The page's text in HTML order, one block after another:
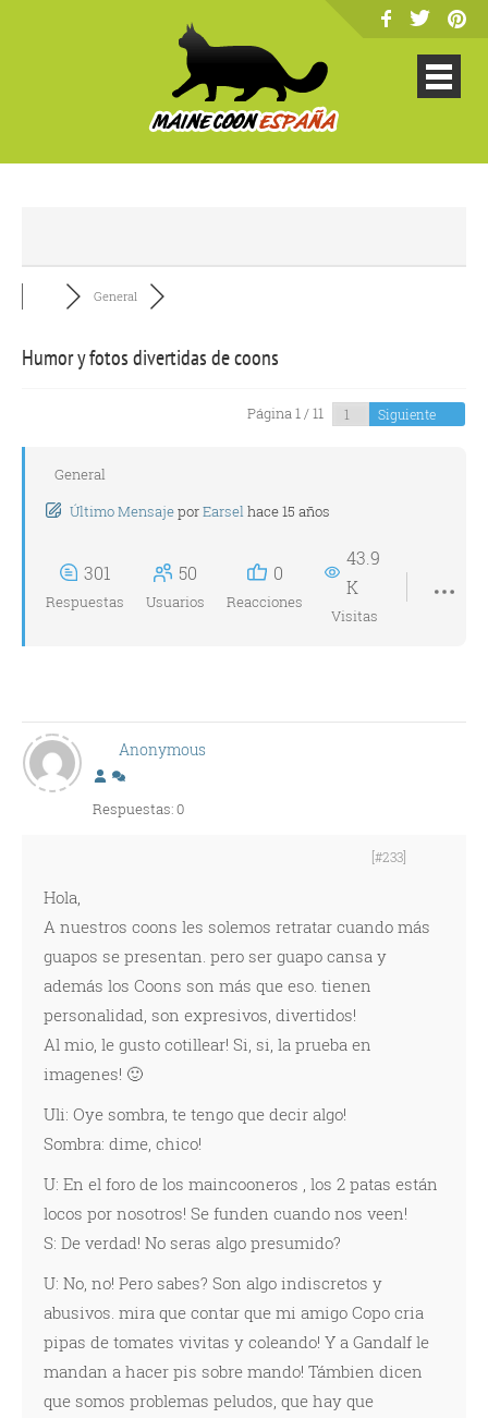
General
Humor y fotos divertidas de coons
Página 1 / 11 Siguiente
General
Último MensajeporEarselhace 15 años
301
Respuestas
50
Usuarios
0
Reacciones
43.9
K
Visitas
Anonymous
Respuestas: 0
[#233]
Hola,
A nuestros coons les solemos retratar cuando más
guapos se presentan. pero ser guapo cansa y
además los Coons son más que eso. tienen
personalidad, son expresivos, divertidos!
Al mio, le gusto cotillear! Si, si, la prueba en
imagenes! 🙂
Uli: Oye sombra, te tengo que decir algo!
Sombra: dime, chico!
U: En el foro de los maincooneros , los 2 patas están
locos por nosotros! Se funden cuando nos veen!
S: De verdad! No seras algo presumido?
U: No, no! Pero sabes? Son algo indiscretos y
abusivos. mira que contar que mi amigo Copo cria
pipas de tomates vivitas y coleando! Y a Gandalf le
mandan a hacer pis sobre mando! Támbien dicen
que somos problemas peludos, que hay que